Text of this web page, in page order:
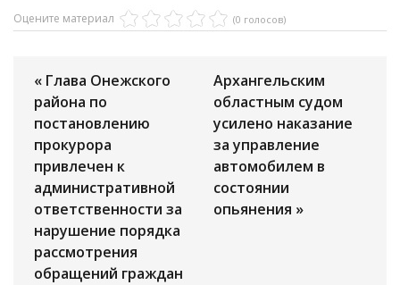
Оцените материал (0 голосов)
« Глава Онежского
района по
постановлению
прокурора
привлечен к
административной
ответственности за
нарушение порядка
рассмотрения
обращений граждан
Архангельским
областным судом
усилено наказание
за управление
автомобилем в
состоянии
опьянения »